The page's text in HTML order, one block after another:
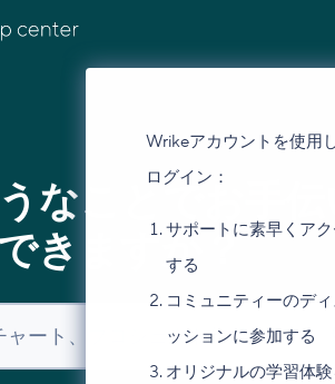
Wrikeアカウントを使用
ログイン：
サポートに素早くア
する
コミュニティーのデ
ッションに参加する
オリジナルの学習体
なことでお手
きますか？